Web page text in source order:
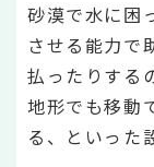
砂漠で水に困
させる能力で
払ったりする
地形でも移動
る、といった